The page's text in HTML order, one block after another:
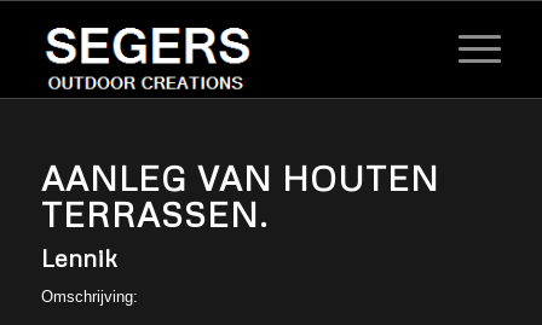
AANLEG VAN HOUTEN
TERRASSEN.
Lennik
Omschrijving: